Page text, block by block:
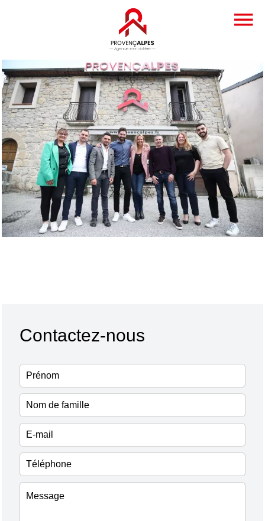
Contactez-nous